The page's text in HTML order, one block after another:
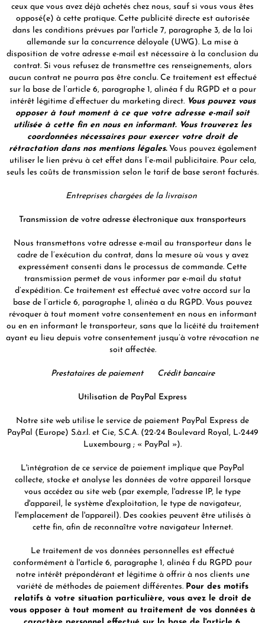
ceux que vous avez déjà achetés chez nous, sauf si vous vous êtes
opposé(e) à cette pratique. Cette publicité directe est autorisée
dans les conditions prévues par l'article 7, paragraphe 3, de la loi
allemande sur la concurrence déloyale (UWG). La mise à
disposition de votre adresse e-mail est nécessaire à la conclusion du
contrat. Si vous refusez de transmettre ces renseignements, alors
aucun contrat ne pourra pas être conclu. Ce traitement est effectué
sur la base de l’article 6, paragraphe 1, alinéa f du RGPD et a pour
intérêt légitime d’effectuer du marketing direct. Vous pouvez vous
opposer à tout moment à ce que votre adresse e-mail soit
utilisée à cette fin en nous en informant. Vous trouverez les
coordonnées nécessaires pour exercer votre droit de
rétractation dans nos mentions légales.Vous pouvez également
utiliser le lien prévu à cet effet dans l’e-mail publicitaire. Pour cela,
seuls les coûts de transmission selon le tarif de base seront facturés.
Entreprises chargées de la livraison
Transmission de votre adresse électronique aux transporteurs
Nous transmettons votre adresse e-mail au transporteur dans le
cadre de l’exécution du contrat, dans la mesure où vous y avez
expressément consenti dans le processus de commande. Cette
transmission permet de vous informer par e-mail du statut
d’expédition. Ce traitement est effectué avec votre accord sur la
base de l’article 6, paragraphe 1, alinéa a du RGPD. Vous pouvez
révoquer à tout moment votre consentement en nous en informant
ou en en informant le transporteur, sans que la licéité du traitement
ayant eu lieu depuis votre consentement jusqu’à votre révocation ne
soit affectée.
Prestataires de paiement Crédit bancaire
Utilisation de PayPal Express
Notre site web utilise le service de paiement PayPal Express de
PayPal (Europe) S.à.r.l. et Cie, S.C.A. (22-24 Boulevard Royal, L-2449
Luxembourg ; « PayPal »).
L'intégration de ce service de paiement implique que PayPal
collecte, stocke et analyse les données de votre appareil lorsque
vous accédez au site web (par exemple, l'adresse IP, le type
d'appareil, le système d'exploitation, le type de navigateur,
l'emplacement de l'appareil). Des cookies peuvent être utilisés à
cette fin, afin de reconnaître votre navigateur Internet.
Le traitement de vos données personnelles est effectué
conformément à l'article 6, paragraphe 1, alinéa f du RGPD pour
notre intérêt prépondérant et légitime à offrir à nos clients une
variété de méthodes de paiement différentes. Pour des motifs
relatifs à votre situation particulière, vous avez le droit de
vous opposer à tout moment au traitement de vos données à